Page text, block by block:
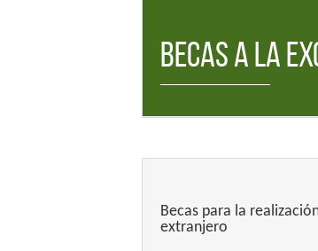
Becas a la
Becas para la
extranjero